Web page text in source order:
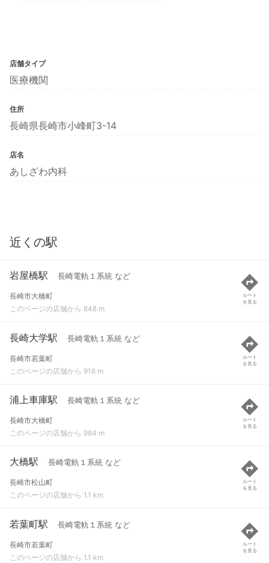
店舗タイプ
医療機関
住所
長崎県長崎市小峰町3-14
店名
あしざわ内科
近くの駅
岩屋橋駅 長崎電軌１系統 など
長崎市大橋町
このページの店舗から 848 m
ルート
を見る
長崎大学駅 長崎電軌１系統 など
長崎市若葉町
このページの店舗から 916 m
ルート
を見る
浦上車庫駅 長崎電軌１系統 など
長崎市大橋町
このページの店舗から 984 m
ルート
を見る
大橋駅 長崎電軌１系統 など
長崎市松山町
このページの店舗から 1.1 km
ルート
を見る
若葉町駅 長崎電軌１系統 など
長崎市若葉町
このページの店舗から 1.1 km
ルート
を見る